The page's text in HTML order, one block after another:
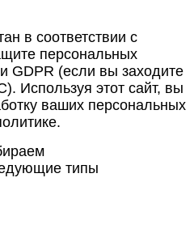
в соответствии с
персональных
GDPR (если вы заходите
Используя этот сайт, вы
ваших персональных
типы